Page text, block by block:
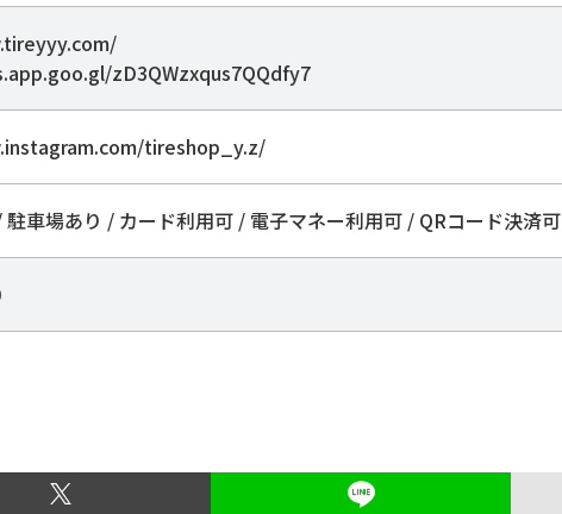
zD3QWzxqus7QQdfy7
tireshop_y.z/
駐車場あり / カード利用可 / 電子マネー利用可 / QRコード決済可